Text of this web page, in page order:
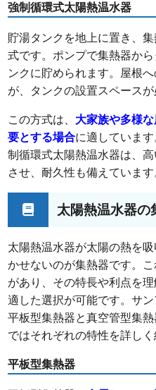
強制循環式太陽熱温水器
貯湯タンクを地上に置き、
式です。ポンプで集熱器か
ンクに貯められます。屋根
が、タンクの設置スペース
この方式は、 大家族や多様
要とする場合に適していま
制循環式太陽熱温水器は、
させ、耐久性も備えています
太陽熱温水器の
太陽熱温水器が太陽の熱を
かせないのが集熱器です。
があり、その特長や利点を
適した選択が可能です。サ
平板型集熱器と真空管型集
ではそれぞれの特性を詳しく
平板型集熱器